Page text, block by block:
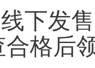
线下发
合格后